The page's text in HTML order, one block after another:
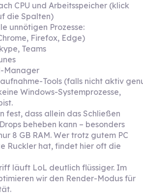
CPU und Arbeitsspeicher (klick
die Spalten)
unnötigen Prozesse:
Firefox, Edge)
Teams
Manager
Tools (falls nicht aktiv
Windows-Systemprozesse,
fest, dass allein das Schließen
beheben kann – besonders
8 GB RAM. Wer trotz gutem PC
Ruckler hat, findet hier oft die
läuft LoL deutlich flüssiger. Im
wir den Render-Modus für